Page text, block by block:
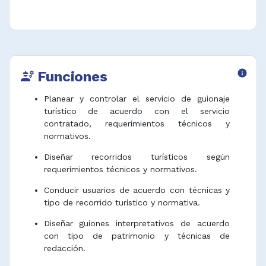
engineering Funciones info
Planear y controlar el servicio de guionaje
turístico de acuerdo con el servicio
contratado, requerimientos técnicos y
normativos.
Diseñar recorridos turísticos según
requerimientos técnicos y normativos.
Conducir usuarios de acuerdo con técnicas y
tipo de recorrido turístico y normativa.
Diseñar guiones interpretativos de acuerdo
con tipo de patrimonio y técnicas de
redacción.